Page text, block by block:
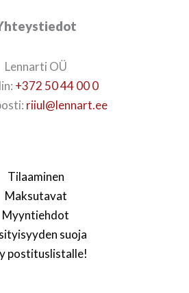
Lennarti OÜ
+372 50 44 00 0
riiul@lennart.ee
Tilaaminen
Maksutavat
Myyntiehdot
suoja
postituslistalle!